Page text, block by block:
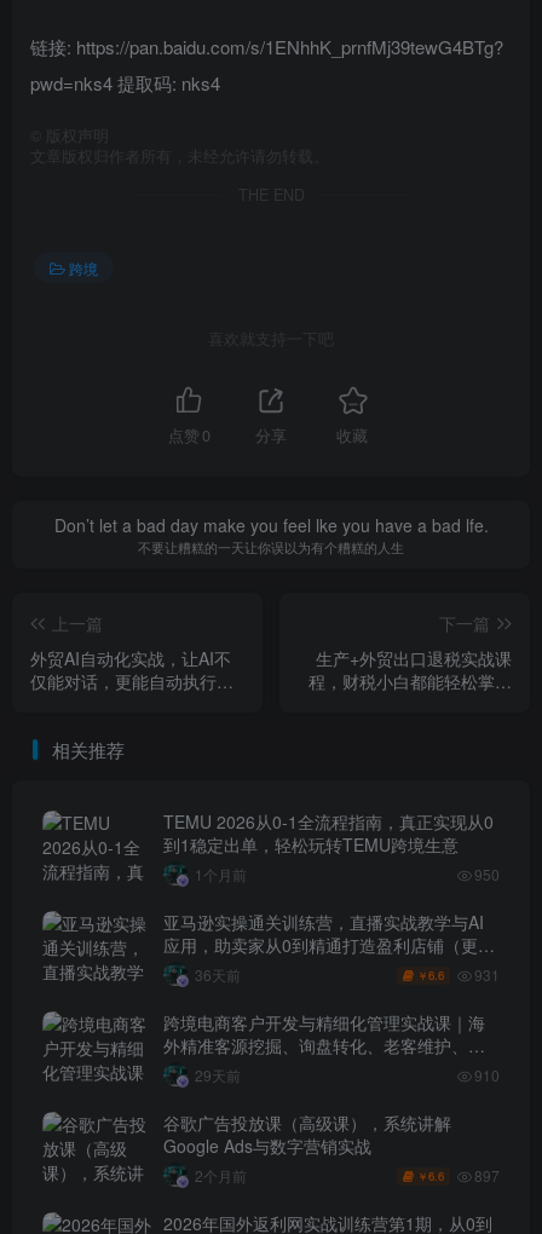
链接: https://pan.baidu.com/s/1ENhhK_prnfMj39tewG4BTg?
pwd=nks4 提取码: nks4
版权声明
文章版权归作者所有，未经允许请勿转载。
THE END
跨境
喜欢就支持一下吧
点赞 0 分享 收藏
Don’t let a bad day make you feel lke you have a bad lfe.
不要让糟糕的一天让你误以为有个糟糕的人生
上一篇
外贸AI自动化实战，让AI不
仅能对话，更能自动执行复
下一篇
生产+外贸出口退税实战课
程，财税小白都能轻松掌握
相关推荐
TEMU 2026从0-1全流程指南，真正实现从0
到1稳定出单，轻松玩转TEMU跨境生意
1个月前 950
亚马逊实操通关训练营，直播实战教学与AI
应用，助卖家从0到精通打造盈利店铺（更新
7月3日）
36天前 ￥6.6 931
跨境电商客户开发与精细化管理实战课｜海
外精准客源挖掘、询盘转化、老客维护、客
户分层全流程落地教程
29天前 910
谷歌广告投放课（高级课），系统讲解
Google Ads与数字营销实战
2个月前 ￥6.6 897
2026年国外返利网实战训练营第1期，从0到